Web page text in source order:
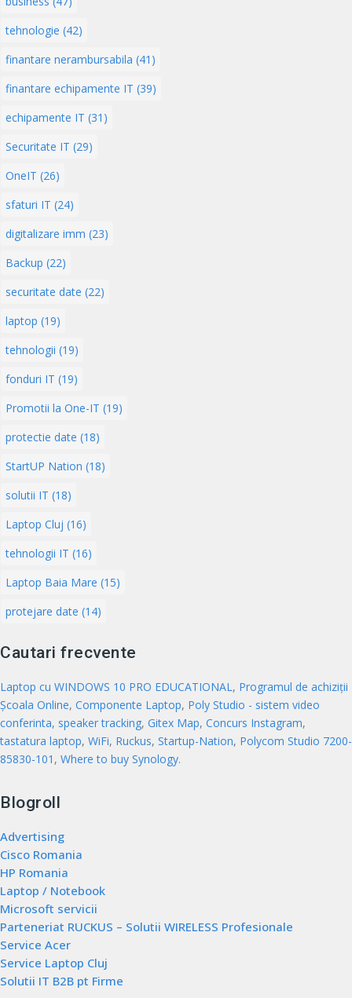
tehnologie (42)
finantare nerambursabila (41)
finantare echipamente IT (39)
echipamente IT (31)
Securitate IT (29)
OneIT (26)
sfaturi IT (24)
digitalizare imm (23)
Backup (22)
securitate date (22)
laptop (19)
tehnologii (19)
fonduri IT (19)
Promotii la One-IT (19)
protectie date (18)
StartUP Nation (18)
solutii IT (18)
Laptop Cluj (16)
tehnologii IT (16)
Laptop Baia Mare (15)
protejare date (14)
Cautari frecvente
Laptop cu WINDOWS 10 PRO EDUCATIONAL , Programul de achiziții
Școala Online, Componente Laptop, Poly Studio - sistem video
conferinta, speaker tracking, Gitex Map, Concurs Instagram,
tastatura laptop, WiFi, Ruckus, Startup-Nation, Polycom Studio 7200-
85830-101 , Where to buy Synology.
Blogroll
Advertising
Cisco Romania
HP Romania
Laptop / Notebook
Microsoft servicii
Parteneriat RUCKUS – Solutii WIRELESS Profesionale
Service Acer
Service Laptop Cluj
Solutii IT B2B pt Firme